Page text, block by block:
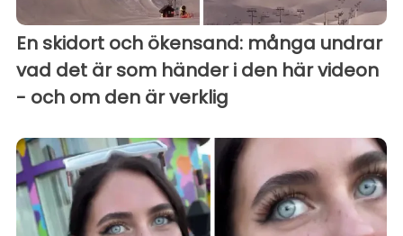
En skidort och ökensand: många undrar
vad det är som händer i den här videon
- och om den är verklig